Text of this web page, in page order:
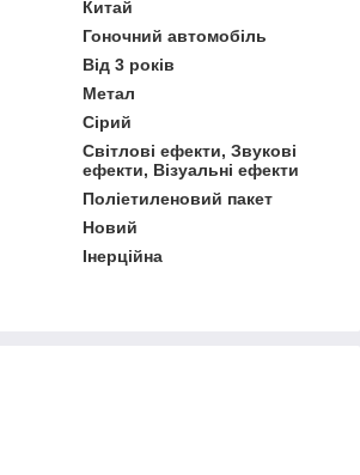
Китай
Гоночний автомобіль
Від 3 років
Метал
Сірий
Світлові ефекти, Звукові
ефекти, Візуальні ефекти
Поліетиленовий пакет
Новий
Інерційна